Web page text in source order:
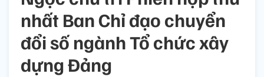
nhất Ban Chỉ đạo chuyển
đổi số ngành Tổ chức xây
dựng Đảng